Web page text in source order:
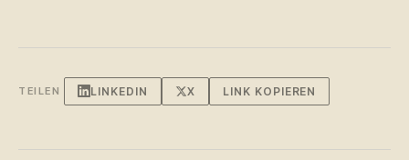
TEILEN LINKEDIN X LINK KOPIEREN